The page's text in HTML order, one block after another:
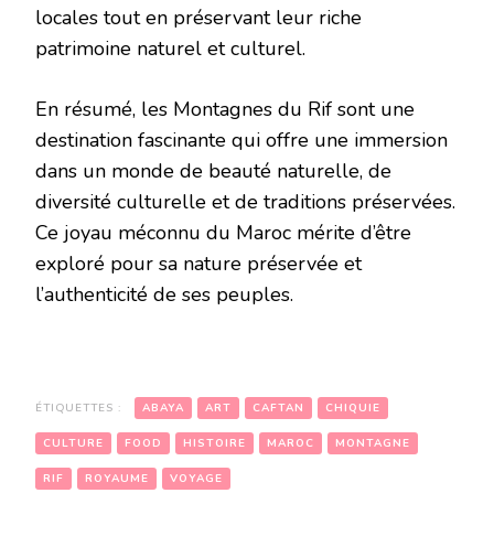
locales tout en préservant leur riche
patrimoine naturel et culturel.
En résumé, les Montagnes du Rif sont une
destination fascinante qui offre une immersion
dans un monde de beauté naturelle, de
diversité culturelle et de traditions préservées.
Ce joyau méconnu du Maroc mérite d’être
exploré pour sa nature préservée et
l’authenticité de ses peuples.
ÉTIQUETTES : ABAYA ART CAFTAN CHIQUIE
CULTURE FOOD HISTOIRE MAROC MONTAGNE
RIF ROYAUME VOYAGE